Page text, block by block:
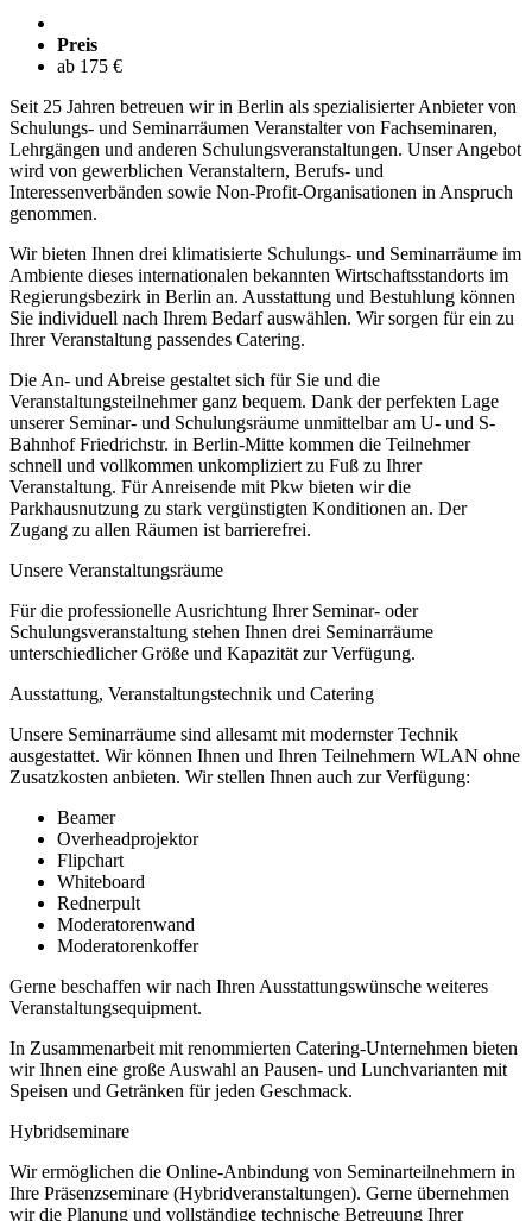
Preis
ab 175 €
Seit 25 Jahren betreuen wir in Berlin als spezialisierter Anbieter von
Schulungs- und Seminarräumen Veranstalter von Fachseminaren,
Lehrgängen und anderen Schulungsveranstaltungen. Unser Angebot
wird von gewerblichen Veranstaltern, Berufs- und
Interessenverbänden sowie Non-Profit-Organisationen in Anspruch
genommen.
Wir bieten Ihnen drei klimatisierte Schulungs- und Seminarräume im
Ambiente dieses internationalen bekannten Wirtschaftsstandorts im
Regierungsbezirk in Berlin an. Ausstattung und Bestuhlung können
Sie individuell nach Ihrem Bedarf auswählen. Wir sorgen für ein zu
Ihrer Veranstaltung passendes Catering.
Die An- und Abreise gestaltet sich für Sie und die
Veranstaltungsteilnehmer ganz bequem. Dank der perfekten Lage
unserer Seminar- und Schulungsräume unmittelbar am U- und S-
Bahnhof Friedrichstr. in Berlin-Mitte kommen die Teilnehmer
schnell und vollkommen unkompliziert zu Fuß zu Ihrer
Veranstaltung. Für Anreisende mit Pkw bieten wir die
Parkhausnutzung zu stark vergünstigten Konditionen an. Der
Zugang zu allen Räumen ist barrierefrei.
Unsere Veranstaltungsräume
Für die professionelle Ausrichtung Ihrer Seminar- oder
Schulungsveranstaltung stehen Ihnen drei Seminarräume
unterschiedlicher Größe und Kapazität zur Verfügung.
Ausstattung, Veranstaltungstechnik und Catering
Unsere Seminarräume sind allesamt mit modernster Technik
ausgestattet. Wir können Ihnen und Ihren Teilnehmern WLAN ohne
Zusatzkosten anbieten. Wir stellen Ihnen auch zur Verfügung:
Beamer
Overheadprojektor
Flipchart
Whiteboard
Rednerpult
Moderatorenwand
Moderatorenkoffer
Gerne beschaffen wir nach Ihren Ausstattungswünsche weiteres
Veranstaltungsequipment.
In Zusammenarbeit mit renommierten Catering-Unternehmen bieten
wir Ihnen eine große Auswahl an Pausen- und Lunchvarianten mit
Speisen und Getränken für jeden Geschmack.
Hybridseminare
Wir ermöglichen die Online-Anbindung von Seminarteilnehmern in
Ihre Präsenzseminare (Hybridveranstaltungen). Gerne übernehmen
wir die Planung und vollständige technische Betreuung Ihrer